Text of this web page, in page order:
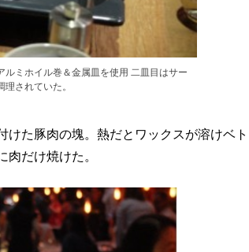
ミホイル巻＆金属皿を使用 二皿目はサー
されていた。
た豚肉の塊。熱だとワックスが溶けベト
だけ焼けた。